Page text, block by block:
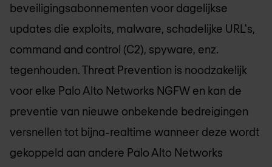
beveiligingsabonnementen voor dagelijkse
updates die exploits, malware, schadelijke URL's,
command and control (C2), spyware, enz.
tegenhouden. Threat Prevention is noodzakelijk
voor elke Palo Alto Networks NGFW en kan de
preventie van nieuwe onbekende bedreigingen
versnellen tot bijna-realtime wanneer deze wordt
gekoppeld aan andere Palo Alto Networks